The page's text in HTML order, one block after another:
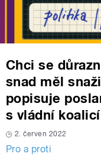
Chci se
snad měl
popisuje
s vládní koalicí
2. červen 2022
Pro a proti